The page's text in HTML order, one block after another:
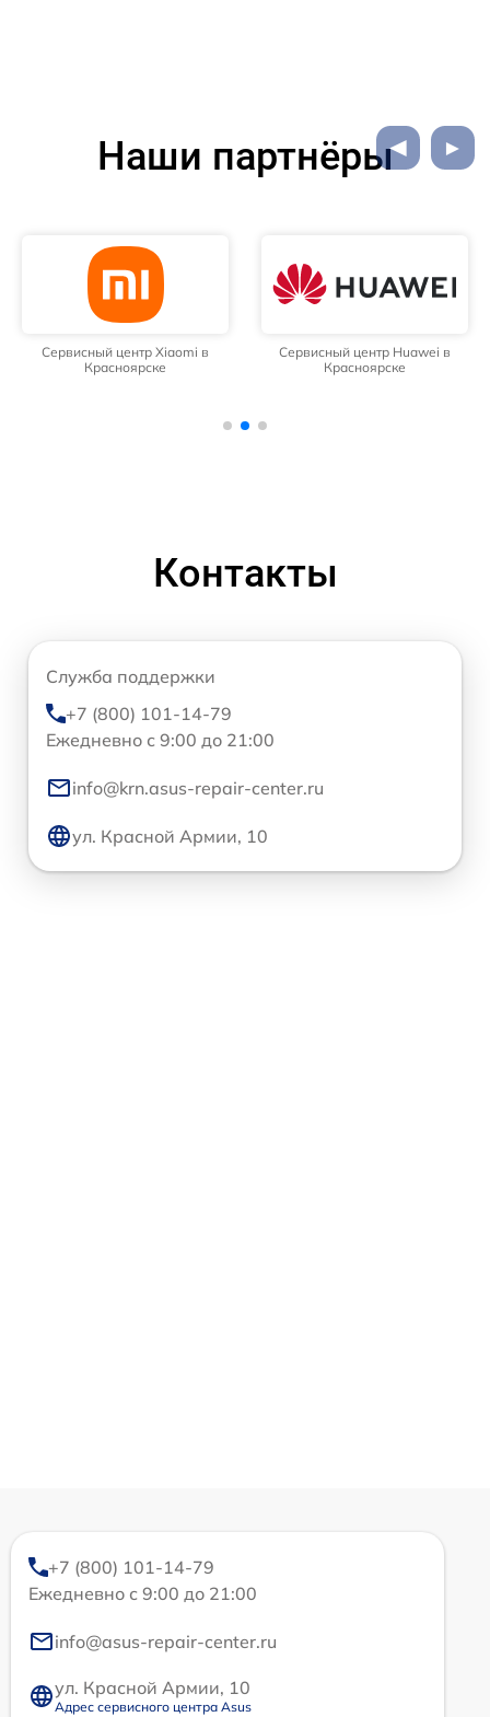
Наши партнёры
Сервисный центр Xiaomi в
Красноярске
Сервисный центр Huawei в
Красноярске
Контакты
Служба поддержки
+7 (800) 101-14-79
Ежедневно с 9:00 до 21:00
info@krn.asus-repair-center.ru
ул. Красной Армии, 10
+7 (800) 101-14-79
Ежедневно с 9:00 до 21:00
info@asus-repair-center.ru
ул. Красной Армии, 10
Адрес сервисного центра Asus